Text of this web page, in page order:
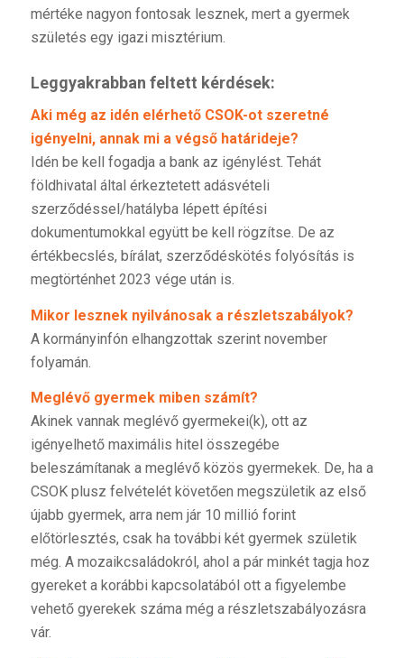
mértéke nagyon fontosak lesznek, mert a gyermek
születés egy igazi misztérium.
Leggyakrabban feltett kérdések:
Aki még az idén elérhető CSOK-ot szeretné
igényelni, annak mi a végső határideje?
Idén be kell fogadja a bank az igénylést. Tehát
földhivatal által érkeztetett adásvételi
szerződéssel/hatályba lépett építési
dokumentumokkal együtt be kell rögzítse. De az
értékbecslés, bírálat, szerződéskötés folyósítás is
megtörténhet 2023 vége után is.
Mikor lesznek nyilvánosak a részletszabályok?
A kormányinfón elhangzottak szerint november
folyamán.
Meglévő gyermek miben számít?
Akinek vannak meglévő gyermekei(k), ott az
igényelhető maximális hitel összegébe
beleszámítanak a meglévő közös gyermekek. De, ha a
CSOK plusz felvételét követően megszületik az első
újabb gyermek, arra nem jár 10 millió forint
előtörlesztés, csak ha további két gyermek születik
még. A mozaikcsaládokról, ahol a pár minkét tagja hoz
gyereket a korábbi kapcsolatából ott a figyelembe
vehető gyerekek száma még a részletszabályozásra
vár.